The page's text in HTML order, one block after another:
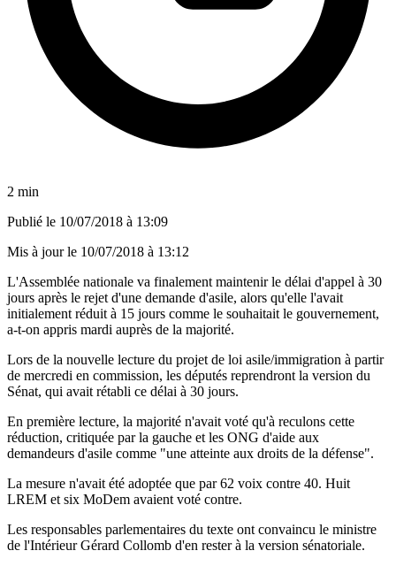
2 min
Publié le 10/07/2018 à 13:09
Mis à jour le 10/07/2018 à 13:12
L'Assemblée nationale va finalement maintenir le délai d'appel à 30
jours après le rejet d'une demande d'asile, alors qu'elle l'avait
initialement réduit à 15 jours comme le souhaitait le gouvernement,
a-t-on appris mardi auprès de la majorité.
Lors de la nouvelle lecture du projet de loi asile/immigration à partir
de mercredi en commission, les députés reprendront la version du
Sénat, qui avait rétabli ce délai à 30 jours.
En première lecture, la majorité n'avait voté qu'à reculons cette
réduction, critiquée par la gauche et les ONG d'aide aux
demandeurs d'asile comme "une atteinte aux droits de la défense".
La mesure n'avait été adoptée que par 62 voix contre 40. Huit
LREM et six MoDem avaient voté contre.
Les responsables parlementaires du texte ont convaincu le ministre
de l'Intérieur Gérard Collomb d'en rester à la version sénatoriale.